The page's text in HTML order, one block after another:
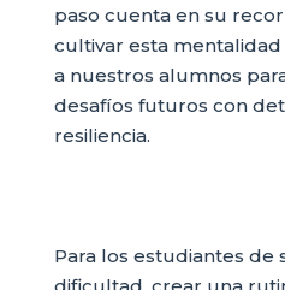
paso cuenta en su
cultivar esta
a nuestros alumnos
desafíos futuros con
resiliencia.
Para los estudiantes de